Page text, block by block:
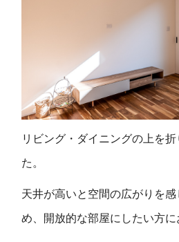
リビング・ダイニングの上を
た。
天井が高いと空間の広がりを
め、開放的な部屋にしたい方に